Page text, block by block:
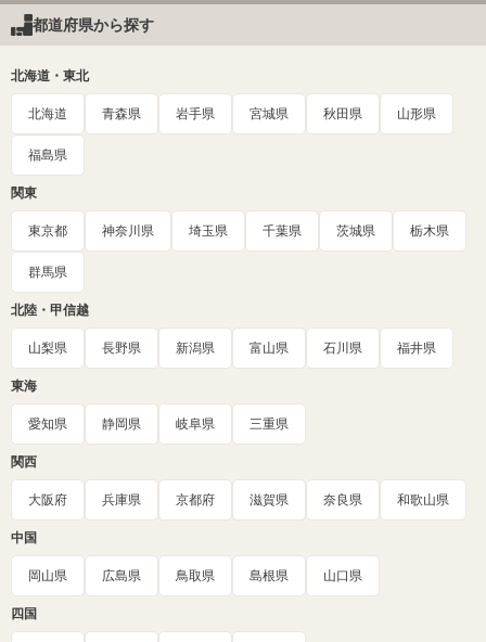
都道府県から探す
北海道・東北
北海道 青森県 岩手県 宮城県 秋田県 山形県
福島県
関東
東京都 神奈川県 埼玉県 千葉県 茨城県 栃木県
群馬県
北陸・甲信越
山梨県 長野県 新潟県 富山県 石川県 福井県
東海
愛知県 静岡県 岐阜県 三重県
関西
大阪府 兵庫県 京都府 滋賀県 奈良県 和歌山県
中国
岡山県 広島県 鳥取県 島根県 山口県
四国